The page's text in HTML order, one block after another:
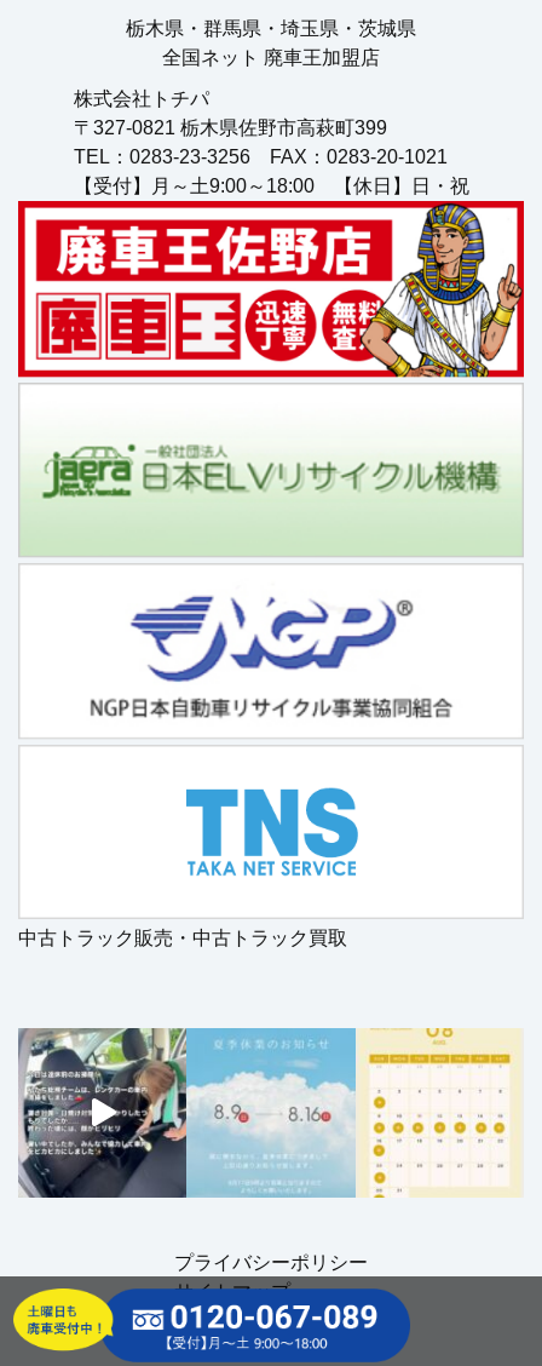
栃⽊県・群⾺県・埼⽟県・茨城県
全国ネット 廃⾞王加盟店
株式会社トチパ
〒327-0821 栃⽊県佐野市⾼萩町399
TEL：0283-23-3256 FAX：0283-20-1021
【受付】月～土9:00～18:00 【休日】日・祝
中古トラック販売・中古トラック買取
© 2024 TOCHIGI PARTS
プライバシーポリシー
サイトマップ